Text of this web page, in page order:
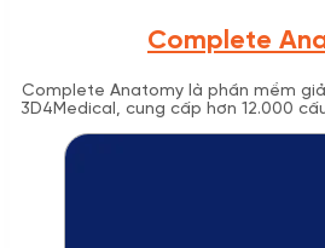
Complete
Complete Anatomy là phần mềm
3D4Medical, cung cấp hơn 12.000